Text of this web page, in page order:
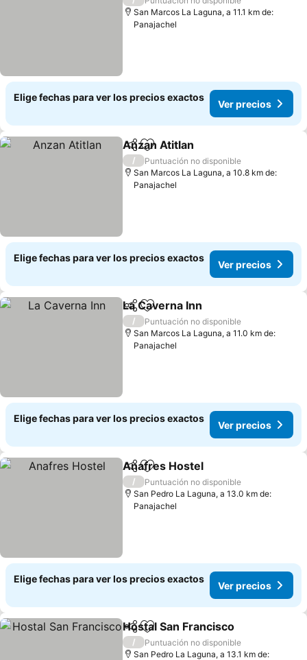
San Marcos La Laguna, a 11.1 km de:
Panajachel
Elige fechas para ver los precios exactos
Ver precios
CompartirAgregar a favoritos
Anzan Atitlan
/
Puntuación no disponible
San Marcos La Laguna, a 10.8 km de:
Panajachel
Elige fechas para ver los precios exactos
Ver precios
CompartirAgregar a favoritos
La Caverna Inn
/
Puntuación no disponible
San Marcos La Laguna, a 11.0 km de:
Panajachel
Elige fechas para ver los precios exactos
Ver precios
CompartirAgregar a favoritos
Anafres Hostel
/
Puntuación no disponible
San Pedro La Laguna, a 13.0 km de:
Panajachel
Elige fechas para ver los precios exactos
Ver precios
CompartirAgregar a favoritos
Hostal San Francisco
/
Puntuación no disponible
San Pedro La Laguna, a 13.1 km de: